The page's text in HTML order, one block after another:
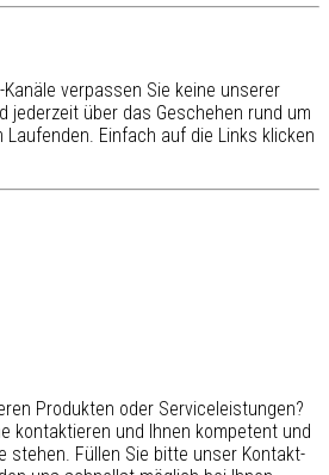
verpassen Sie keine unserer
jederzeit über das Geschehen rund um
Einfach auf die Links klicken
Produkten oder Serviceleistungen?
kontaktieren und Ihnen kompetent und
stehen. Füllen Sie bitte unser Kontakt-